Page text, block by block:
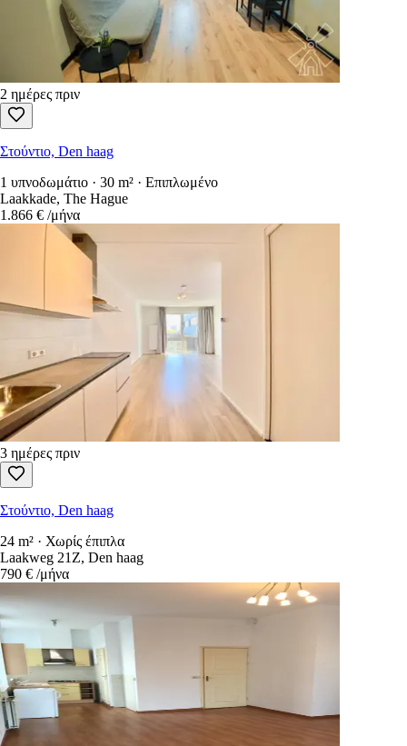
2 ημέρες πριν
Στούντιο, Den haag
1 υπνοδωμάτιο · 30 m² · Επιπλωμένο
Laakkade, The Hague
1.866 € /μήνα
3 ημέρες πριν
Στούντιο, Den haag
24 m² · Χωρίς έπιπλα
Laakweg 21Z, Den haag
790 € /μήνα